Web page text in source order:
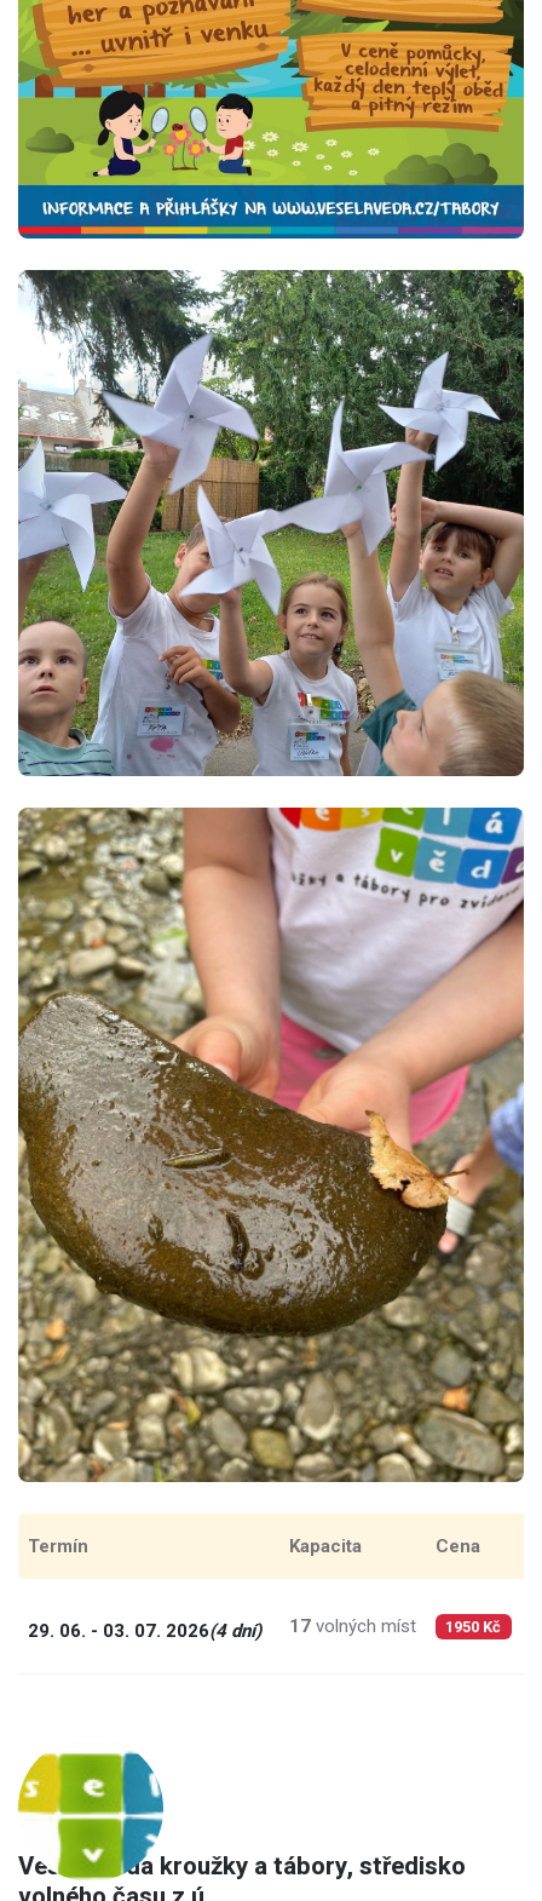
Veselá věda kroužky a tábory, středisko
Termín Kapacita Cena
29. 06. - 03. 07. 2026(4 dní) 17 volných míst 1950 Kč